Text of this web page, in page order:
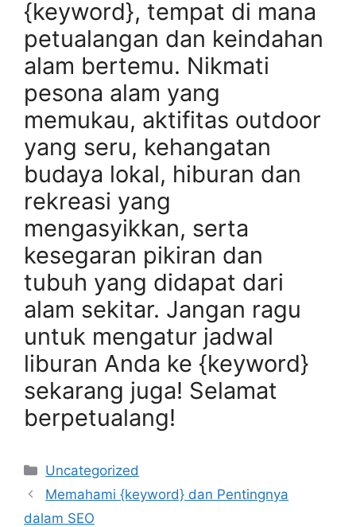
{keyword}, tempat di mana
petualangan dan keindahan
alam bertemu. Nikmati
pesona alam yang
memukau, aktifitas outdoor
yang seru, kehangatan
budaya lokal, hiburan dan
rekreasi yang
mengasyikkan, serta
kesegaran pikiran dan
tubuh yang didapat dari
alam sekitar. Jangan ragu
untuk mengatur jadwal
liburan Anda ke {keyword}
sekarang juga! Selamat
berpetualang!
Categories
Uncategorized
Memahami {keyword} dan Pentingnya
dalam SEO